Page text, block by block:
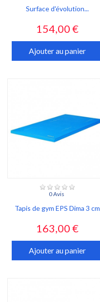
Surface d'évolution...
Prix
154,00 €
Ajouter au panier
0 Avis
Tapis de gym EPS Dima 3 cm
Prix
163,00 €
Ajouter au panier